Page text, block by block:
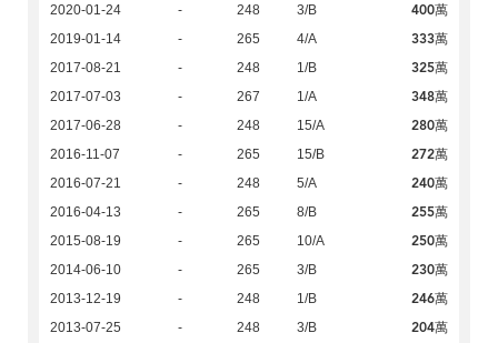
2020-01-24 - 248 3/B 400萬
2019-01-14 - 265 4/A 333萬
2017-08-21 - 248 1/B 325萬
2017-07-03 - 267 1/A 348萬
2017-06-28 - 248 15/A 280萬
2016-11-07 - 265 15/B 272萬
2016-07-21 - 248 5/A 240萬
2016-04-13 - 265 8/B 255萬
2015-08-19 - 265 10/A 250萬
2014-06-10 - 265 3/B 230萬
2013-12-19 - 248 1/B 246萬
2013-07-25 - 248 3/B 204萬